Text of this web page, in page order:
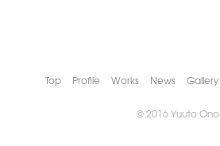
Top Profile Works News Gallery
© 2016 Yuuto Ono